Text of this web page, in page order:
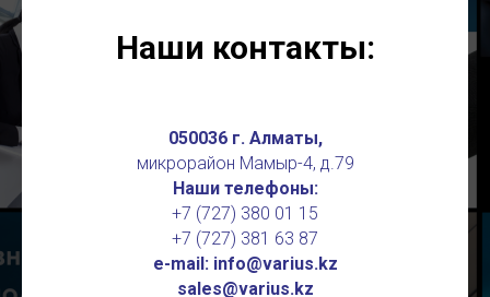
Наши контакты:
050036 г. Алматы,
микрорайон Мамыр-4, д.79
Наши телефоны:
+7 (727) 380 01 15
+7 (727) 381 63 87
e-mail: info@varius.kz
sales@varius.kz